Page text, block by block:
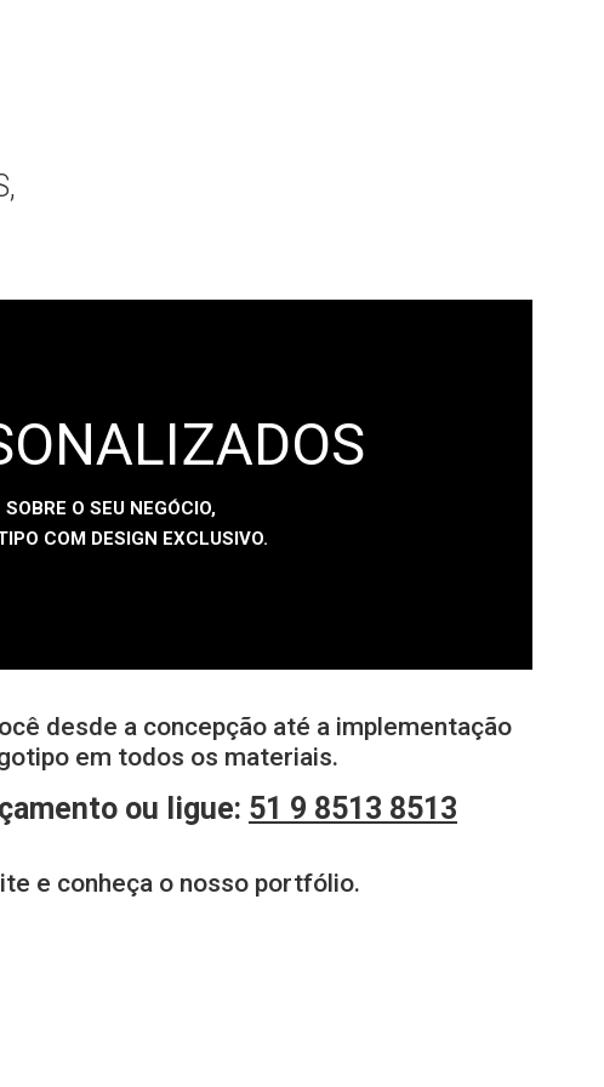
O SEU NEGÓCIO,
COM DESIGN EXCLUSIVO.
desde a concepção até a implementação
em todos os materiais.
ou ligue: 51 9 8513 8513
e conheça o nosso portfólio.